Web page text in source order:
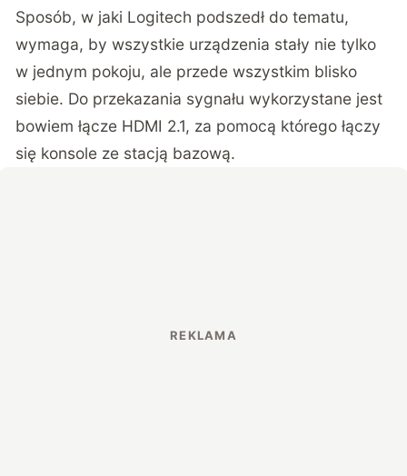
Sposób, w jaki Logitech podszedł do tematu,
wymaga, by wszystkie urządzenia stały nie tylko
w jednym pokoju, ale przede wszystkim blisko
siebie. Do przekazania sygnału wykorzystane jest
bowiem łącze HDMI 2.1, za pomocą którego łączy
się konsole ze stacją bazową.